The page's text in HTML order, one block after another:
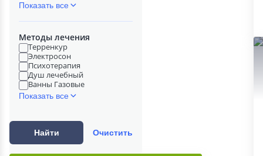
Показать все
Методы лечения
Терренкур
Электросон
Психотерапия
Душ лечебный
Ванны Газовые
Показать все
Найти Очистить